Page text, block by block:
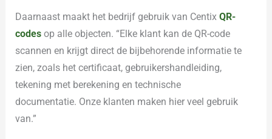
Daarnaast maakt het bedrijf gebruik van CentixQR-
codes op alle objecten. “Elke klant kan de QR-code
scannen en krijgt direct de bijbehorende informatie te
zien, zoals het certificaat, gebruikershandleiding,
tekening met berekening en technische
documentatie. Onze klanten maken hier veel gebruik
van.”